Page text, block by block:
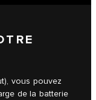
vous pouvez
de la batterie